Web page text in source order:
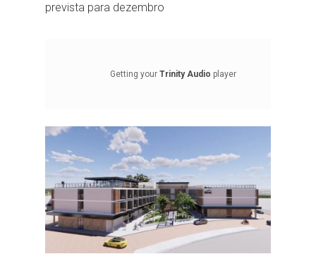
prevista para dezembro
Getting your Trinity Audio player
ready...